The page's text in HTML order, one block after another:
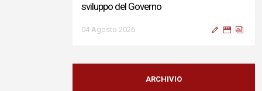
sviluppo del Governo
04 Agosto 2026
Sigismondi, Liris e Testa: “Profondo
cordoglio e vicinanza al Ministro Roccella e
ARCHIVIO